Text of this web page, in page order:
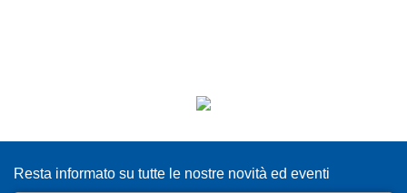
Resta informato su tutte le nostre novità ed eventi